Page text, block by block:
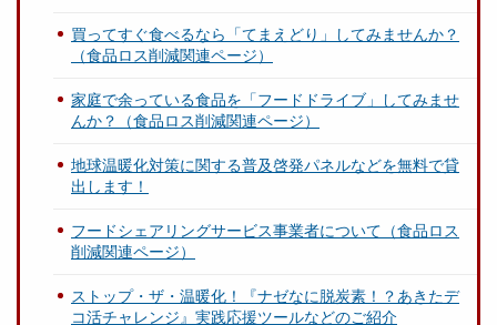
買ってすぐ食べるなら「てまえどり」してみませんか？
（食品ロス削減関連ページ）
家庭で余っている食品を「フードドライブ」してみませ
んか？（食品ロス削減関連ページ）
地球温暖化対策に関する普及啓発パネルなどを無料で貸
出します！
フードシェアリングサービス事業者について（食品ロス
削減関連ページ）
ストップ・ザ・温暖化！『ナゼなに脱炭素！？あきたデ
コ活チャレンジ』実践応援ツールなどのご紹介